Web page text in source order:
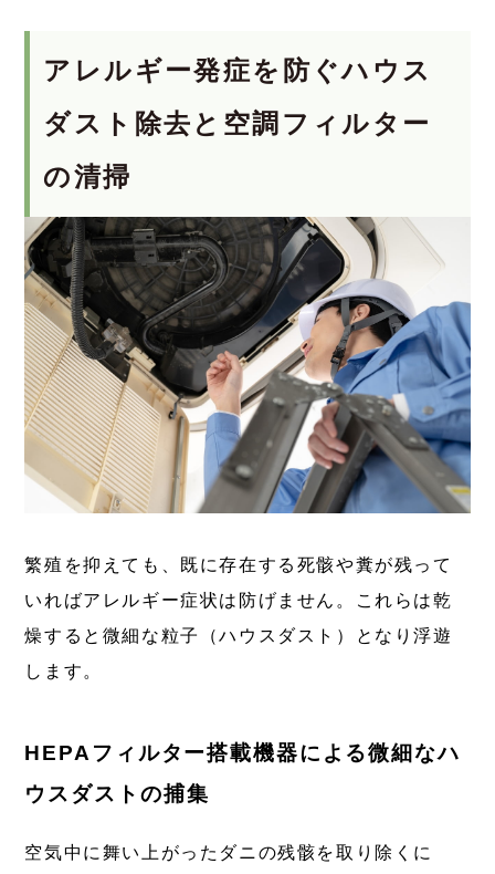
アレルギー発症を防ぐハウス
ダスト除去と空調フィルター
の清掃
繁殖を抑えても、既に存在する死骸や糞が残って
いればアレルギー症状は防げません。これらは乾
燥すると微細な粒子（ハウスダスト）となり浮遊
します。
HEPAフィルター搭載機器による微細なハ
ウスダストの捕集
空気中に舞い上がったダニの残骸を取り除くに